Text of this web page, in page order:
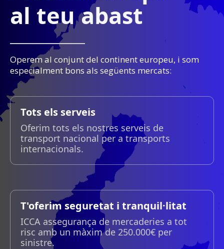
al teu abast
Operem al conjunt del continent europeu, i som
especialment bons als següents mercats:
Tots els serveis
Oferim tots els nostres serveis de
transport nacional per a transports
internacionals.
T'oferim seguretat i tranquil·litat
ICCA assegurança de mercaderies a tot
risc amb un màxim de 250.000€ per
sinistre.